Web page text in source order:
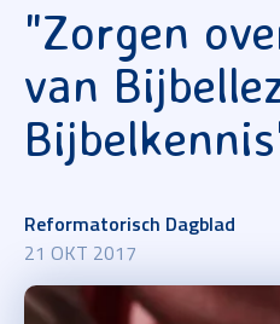
"Zorgen
van
Reformatorisch Dagblad
21 OKT 2017